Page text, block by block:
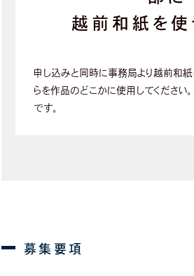
越前和紙を使
申し込みと同時に事務局より越前和紙
らを作品のどこかに使用してください
です。